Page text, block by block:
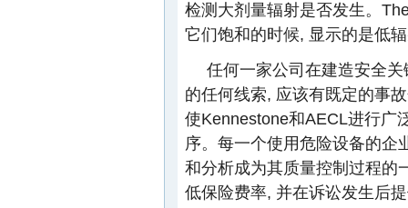
检测大剂量辐射是否发生。
它们饱和的时候, 显示的是低
任何一家公司在建造安全
的任何线索, 应该有既定的事
使Kennestone和AECL进行广
序。每一个使用危险设备的企
和分析成为其质量控制过程的
低保险费率, 并在诉讼发生后